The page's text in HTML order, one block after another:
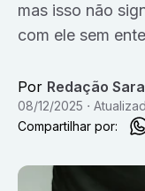
mas isso não
com ele sem
Por Redação Sara
08/12/2025
Compartilhar por: